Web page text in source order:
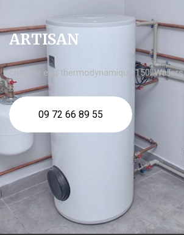
ARTISAN
chauffe eau thermodynamique 150l Wallers
09 72 66 89 55